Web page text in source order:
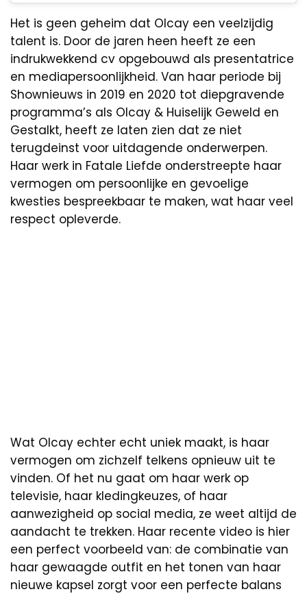
Het is geen geheim dat Olcay een veelzijdig
talent is. Door de jaren heen heeft ze een
indrukwekkend cv opgebouwd als presentatrice
en mediapersoonlijkheid. Van haar periode bij
Shownieuws in 2019 en 2020 tot diepgravende
programma’s als Olcay & Huiselijk Geweld en
Gestalkt, heeft ze laten zien dat ze niet
terugdeinst voor uitdagende onderwerpen.
Haar werk in Fatale Liefde onderstreepte haar
vermogen om persoonlijke en gevoelige
kwesties bespreekbaar te maken, wat haar veel
respect opleverde.
Wat Olcay echter echt uniek maakt, is haar
vermogen om zichzelf telkens opnieuw uit te
vinden. Of het nu gaat om haar werk op
televisie, haar kledingkeuzes, of haar
aanwezigheid op social media, ze weet altijd de
aandacht te trekken. Haar recente video is hier
een perfect voorbeeld van: de combinatie van
haar gewaagde outfit en het tonen van haar
nieuwe kapsel zorgt voor een perfecte balans